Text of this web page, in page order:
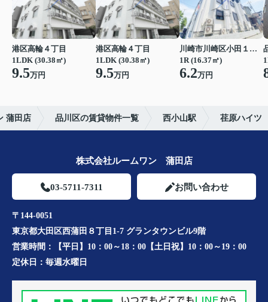
港区高輪４丁目
1LDK (30.38㎡)
9.5万円
港区高輪４丁目
1LDK (30.38㎡)
9.5万円
川崎市川崎区小田１丁目
1R (16.37㎡)
6.2万円
蒲田店 品川区の賃貸物件一覧 西小山駅 荏原ハイツ
株式会社ルームワン 蒲田店
03-5711-7311 お問い合わせ
〒144-0051
東京都大田区西蒲田８丁目1-7 グランタウンビル9階
営業時間：
【平日】10：00～18：00【土日祝】10：00～19：00
定休日： 毎週水曜日